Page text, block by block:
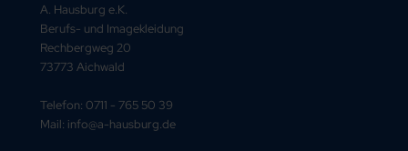
A. Hausburg e.K.
Berufs- und Imagekleidung
Rechbergweg 20
73773 Aichwald
Telefon: 0711 - 765 50 39
Mail: info@a-hausburg.de